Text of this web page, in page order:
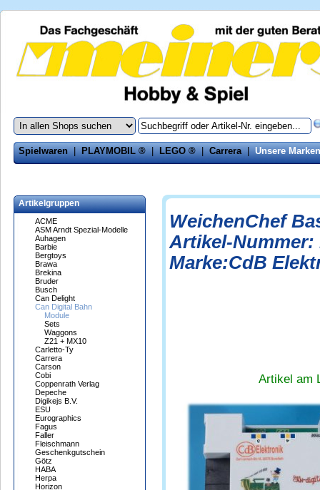
Spielwaren|PLAYMOBIL ®|LEGO ®|Carrera|Unsere Marken
Artikelgruppen
ACME
ASM Arndt Spezial-Modelle
Auhagen
Barbie
Bergtoys
Brawa
Brekina
Bruder
Busch
Can Delight
Can Digital Bahn
Module
Sets
Waggons
Z21 + MX10
Carletto-Ty
Carrera
Carson
Cobi
Coppenrath Verlag
Depeche
Digikejs B.V.
ESU
Eurographics
Fagus
Faller
Fleischmann
Geschenkgutschein
Götz
HABA
Herpa
Horizon
WeichenChef
Artikel-Nummer:
Marke:CdB
Artikel am